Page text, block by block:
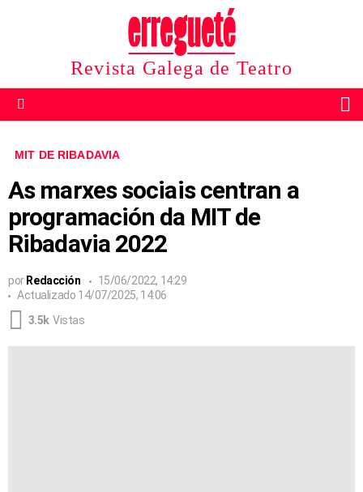
Revista Galega de Teatro
MIT DE RIBADAVIA
As marxes sociais centran a
programación da MIT de
Ribadavia 2022
por Redacción
15/06/2022, 14:29
Actualizado 14/07/2025, 14:06
3.5k Vistas